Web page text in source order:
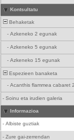
Kontsultatu
Behaketak
- Azkeneko 2 egunak
- Azkeneko 5 egunak
- Azkeneko 15 egunak
Espezieen banaketa
- Acanthis flammea cabaret
- Soinu eta irudien galeria
Informazioa
- Albiste guztiak
- Zure gai-zerrendan